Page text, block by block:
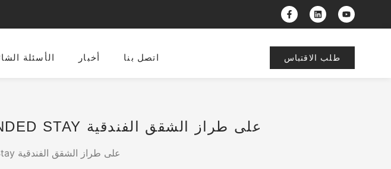
الأسئلة أخبار اتصل بنا طلب الاقتباس
/ أثاث غرفة فندق Candlewood Suites IHG Extended Stay على طراز الشقق الفندقية